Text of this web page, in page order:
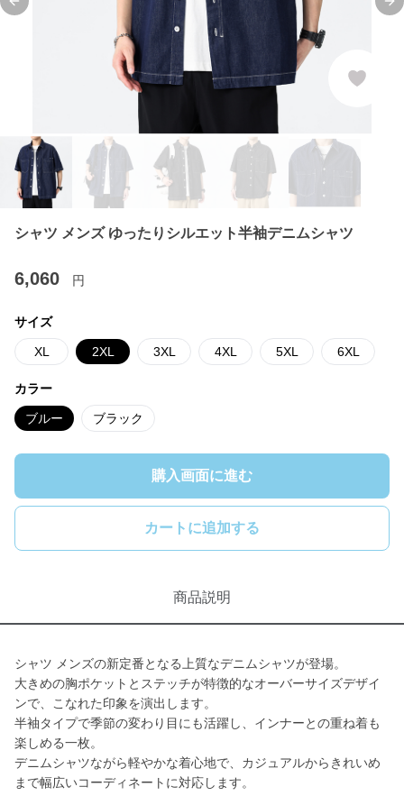
Previous slide
シャツ メンズ ゆったりシルエット半袖デニムシャツ
6,060 円
サイズ
XL 2XL 3XL 4XL 5XL 6XL
カラー
ブルー ブラック
購入画面に進む
カートに追加する
商品説明
シャツ メンズの新定番となる上質なデニムシャツが登場。
大きめの胸ポケットとステッチが特徴的なオーバーサイズデザイ
ンで、こなれた印象を演出します。
半袖タイプで季節の変わり目にも活躍し、インナーとの重ね着も
楽しめる一枚。
デニムシャツながら軽やかな着心地で、カジュアルからきれいめ
まで幅広いコーディネートに対応します。